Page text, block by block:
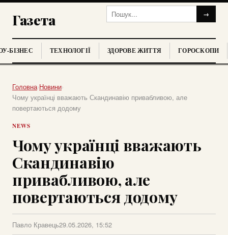
Газета →
БІЗНЕС ТЕХНОЛОГІЇ ЗДОРОВЕ ЖИТТЯ ГОРОСКОПИ
Головна›Новини›
Чому українці вважають Скандинавію привабливою, але
повертаються додому
NEWS
Чому українці вважають
Скандинавію
привабливою, але
повертаються додому
Павло Кравець29.05.2026, 15:52